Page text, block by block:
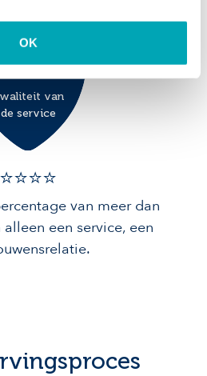
OK
van
de service
⭐️⭐️⭐️️⭐️️
van meer dan
een service, een